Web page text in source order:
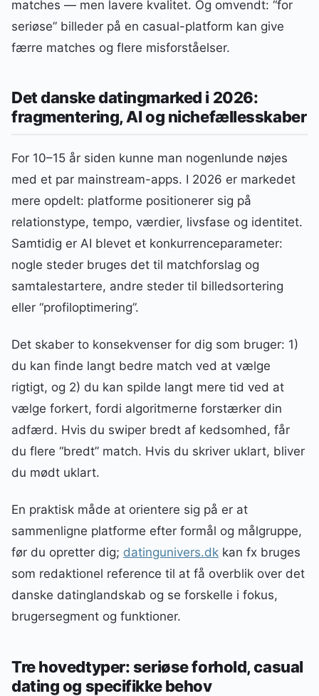
matches — men lavere kvalitet. Og omvendt: “for
seriøse” billeder på en casual-platform kan give
færre matches og flere misforståelser.
Det danske datingmarked i 2026:
fragmentering, AI og nichefællesskaber
For 10–15 år siden kunne man nogenlunde nøjes
med et par mainstream-apps. I 2026 er markedet
mere opdelt: platforme positionerer sig på
relationstype, tempo, værdier, livsfase og identitet.
Samtidig er AI blevet et konkurrenceparameter:
nogle steder bruges det til matchforslag og
samtalestartere, andre steder til billedsortering
eller “profiloptimering”.
Det skaber to konsekvenser for dig som bruger: 1)
du kan finde langt bedre match ved at vælge
rigtigt, og 2) du kan spilde langt mere tid ved at
vælge forkert, fordi algoritmerne forstærker din
adfærd. Hvis du swiper bredt af kedsomhed, får
du flere “bredt” match. Hvis du skriver uklart, bliver
du mødt uklart.
En praktisk måde at orientere sig på er at
sammenligne platforme efter formål og målgruppe,
før du opretter dig; datingunivers.dk kan fx bruges
som redaktionel reference til at få overblik over det
danske datinglandskab og se forskelle i fokus,
brugersegment og funktioner.
Tre hovedtyper: seriøse forhold, casual
dating og specifikke behov